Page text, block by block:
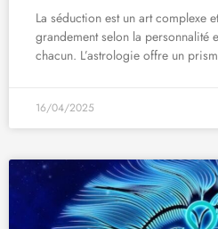
La séduction est un art complexe
grandement selon la personnalité
chacun. L’astrologie offre un
16/04/2025